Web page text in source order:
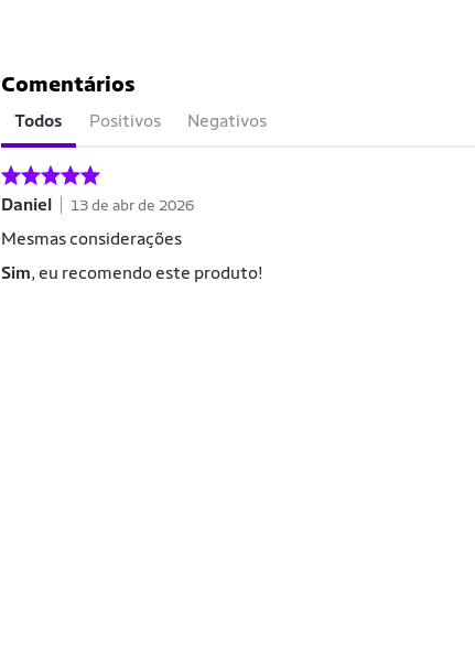
Comentários
Todos Positivos Negativos
Daniel 13 de abr de 2026
Mesmas considerações
Sim, eu recomendo este produto!